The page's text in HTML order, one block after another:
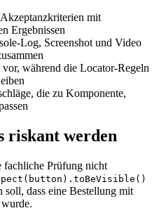
mit
Ergebnissen
Log, Screenshot und Video
während die Locator-Regeln
die zu Komponente,
riskant werden
fachliche Prüfung nicht
soll, dass eine Bestellung mit